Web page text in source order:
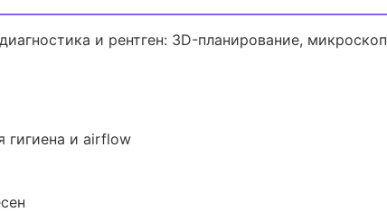
и рентген: 3D-планирование,
гигиена и airflow